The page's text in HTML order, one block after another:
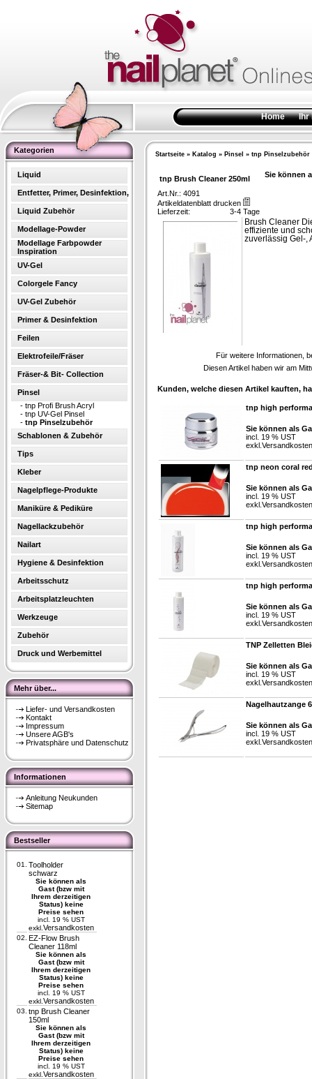
Home Ihr
Kategorien
Liquid
Entfetter, Primer, Desinfektion,
Liquid Zubehör
Modellage-Powder
Modellage Farbpowder
Inspiration
UV-Gel
Colorgele Fancy
UV-Gel Zubehör
Primer & Desinfektion
Feilen
Elektrofeile/Fräser
Fräser-& Bit- Collection
Pinsel
- tnp Profi Brush Acryl
- tnp UV-Gel Pinsel
- tnp Pinselzubehör
Schablonen & Zubehör
Tips
Kleber
Nagelpflege-Produkte
Maniküre & Pediküre
Nagellackzubehör
Nailart
Hygiene & Desinfektion
Arbeitsschutz
Arbeitsplatzleuchten
Werkzeuge
Zubehör
Druck und Werbemittel
Mehr über...
Liefer- und Versandkosten
Kontakt
Impressum
Unsere AGB's
Privatsphäre und Datenschutz
Informationen
Anleitung Neukunden
Sitemap
Bestseller
01.
Toolholder
schwarz
Sie können als
Gast (bzw mit
Ihrem derzeitigen
Status) keine
Preise sehen
incl. 19 % UST
exkl. Versandkosten
02. EZ-Flow Brush
Cleaner 118ml
Sie können als
Gast (bzw mit
Ihrem derzeitigen
Status) keine
Preise sehen
incl. 19 % UST
exkl. Versandkosten
03. tnp Brush Cleaner
150ml
Sie können als
Gast (bzw mit
Ihrem derzeitigen
Status) keine
Preise sehen
incl. 19 % UST
exkl. Versandkosten
Startseite » Katalog » Pinsel » tnp Pinselzubehör
tnp Brush Cleaner 250ml Sie können
Art.Nr.: 4091
Artikeldatenblatt drucken
Lieferzeit:
3-4 Tage
Brush Cleaner
effiziente und
zuverlässig Gel-,
Für weitere Informationen,
Diesen Artikel haben wir am
Kunden, welche diesen Artikel kauften,
tnp high
Sie können als
incl. 19 % UST
exkl. Versandkosten
tnp neon coral
Sie können als
incl. 19 % UST
exkl. Versandkosten
tnp high
Sie können als
incl. 19 % UST
exkl. Versandkosten
tnp high
Sie können als
incl. 19 % UST
exkl. Versandkosten
TNP Zelletten
Sie können als
incl. 19 % UST
exkl. Versandkosten
Nagelhautzange
Sie können als
incl. 19 % UST
exkl. Versandkosten